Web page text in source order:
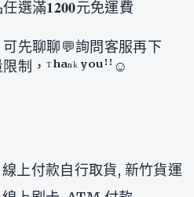
滿𝟏𝟐𝟎𝟎元免運費
先聊聊💬詢問客服再下
制，ᵀʰᵃⁿᵏ ʸᵒᵘꜝꜝ☺
上付款自行取貨, 新竹貨運